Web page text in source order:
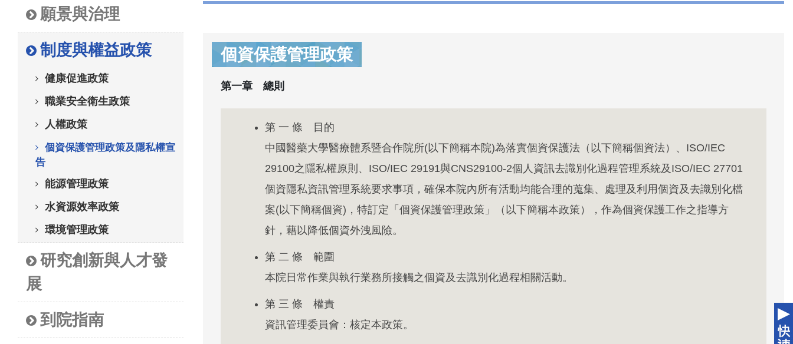
願景與治理
制度與權益政策
健康促進政策
職業安全衛生政策
人權政策
個資保護管理政策及隱私權宣
告
能源管理政策
水資源效率政策
環境管理政策
研究創新與人才發
展
到院指南
個資保護管理政策
第一章 總則
第 一 條 目的
中國醫藥大學醫療體系暨合作院所(以下簡稱本院)為落實個資保護法（以下簡稱個資法）、ISO/IEC
29100之隱私權原則、ISO/IEC 29191與CNS29100-2個人資訊去識別化過程管理系統及ISO/IEC 27701
個資隱私資訊管理系統要求事項，確保本院內所有活動均能合理的蒐集、處理及利用個資及去識別化檔
案(以下簡稱個資)，特訂定「個資保護管理政策」（以下簡稱本政策），作為個資保護工作之指導方
針，藉以降低個資外洩風險。
第 二 條 範圍
本院日常作業與執行業務所接觸之個資及去識別化過程相關活動。
第 三 條 權責
資訊管理委員會：核定本政策。